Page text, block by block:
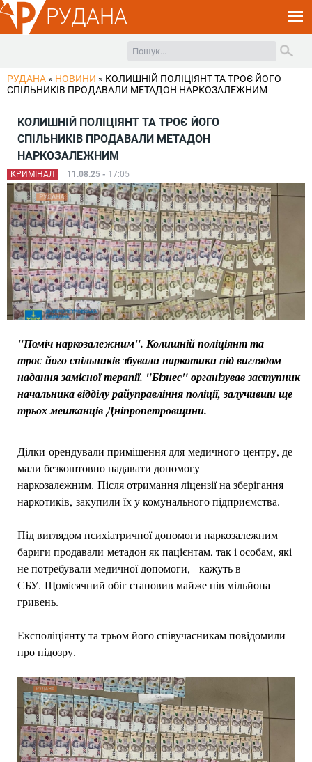
РУДАНА
РУДАНА » НОВИНИ » КОЛИШНІЙ ПОЛІЦІЯНТ ТА ТРОЄ ЙОГО
СПІЛЬНИКІВ ПРОДАВАЛИ МЕТАДОН НАРКОЗАЛЕЖНИМ
КОЛИШНІЙ ПОЛІЦІЯНТ ТА ТРОЄ ЙОГО
СПІЛЬНИКІВ ПРОДАВАЛИ МЕТАДОН
НАРКОЗАЛЕЖНИМ
КРИМІНАЛ 11.08.25 - 17:05
"Поміч наркозалежним". Колишній поліціянт та
троє його спільників збували наркотики під виглядом
надання замісної терапії. "Бізнес" організував заступник
начальника відділу райуправління поліції, залучивши ще
трьох мешканців Дніпропетровщини.
Ділки орендували приміщення для медичного центру, де
мали безкоштовно надавати допомогу
наркозалежним. Після отримання ліцензії на зберігання
наркотиків, закупили їх у комунального підприємства.
Під виглядом психіатричної допомоги наркозалежним
бариги продавали метадон як пацієнтам, так і особам, які
не потребували медичної допомоги, - кажуть в
СБУ. Щомісячний обіг становив майже пів мільйона
гривень.
Експоліціянту та трьом його співучасникам повідомили
про підозру.